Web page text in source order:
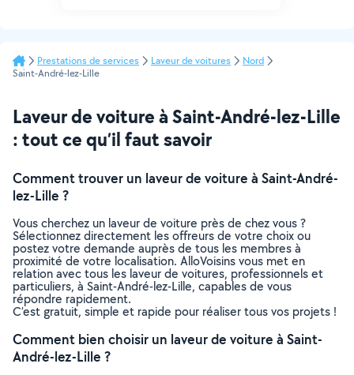
Prestations de services Laveur de voitures
Nord
Saint-André-lez-Lille
Laveur de voiture à Saint-André-lez-Lille
: tout ce qu’il faut savoir
Comment trouver un laveur de voiture à Saint-André-
lez-Lille ?
Vous cherchez un laveur de voiture près de chez vous ?
Sélectionnez directement les offreurs de votre choix ou
postez votre demande auprès de tous les membres à
proximité de votre localisation. AlloVoisins vous met en
relation avec tous les laveur de voitures, professionnels et
particuliers, à Saint-André-lez-Lille, capables de vous
répondre rapidement.
C’est gratuit, simple et rapide pour réaliser tous vos projets !
Comment bien choisir un laveur de voiture à Saint-
André-lez-Lille ?